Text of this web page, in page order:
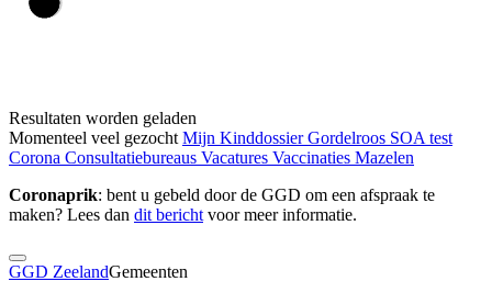
Resultaten worden geladen
Momenteel veel gezocht Mijn KinddossierGordelroos SOA test
Corona Consultatiebureaus Vacatures Vaccinaties Mazelen
Coronaprik: bent u gebeld door de GGD om een afspraak te
maken? Lees dan dit berichtvoor meer informatie.
GGD ZeelandGemeenten